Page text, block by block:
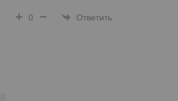
0
Ответить